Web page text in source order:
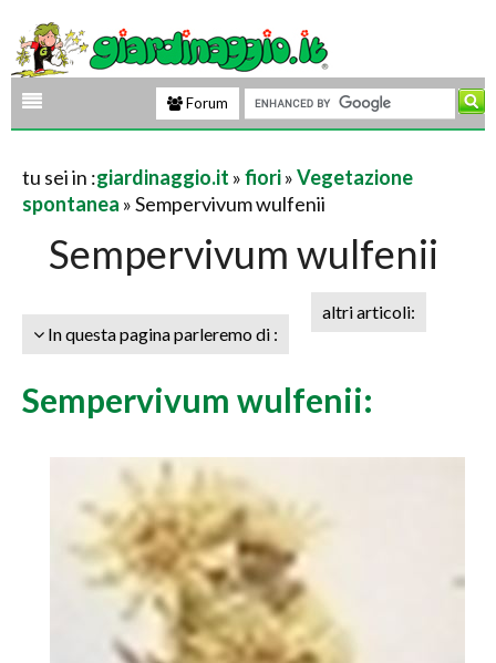
Forum
tu sei in :giardinaggio.it »fiori»Vegetazione
spontanea » Sempervivum wulfenii
Sempervivum wulfenii
In questa pagina parleremo di :
altri articoli:
Sempervivum wulfenii: